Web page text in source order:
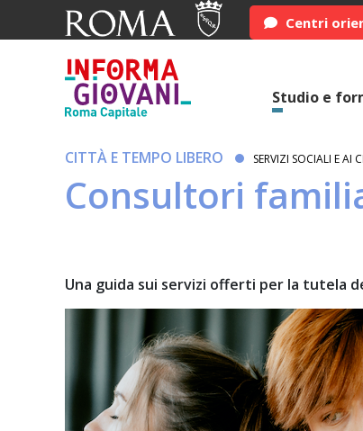
Centri
Studio e
CITTÀ E TEMPO LIBERO SERVIZI SOCIALI E AI
Consultori
Una guida sui servizi offerti per la tutela